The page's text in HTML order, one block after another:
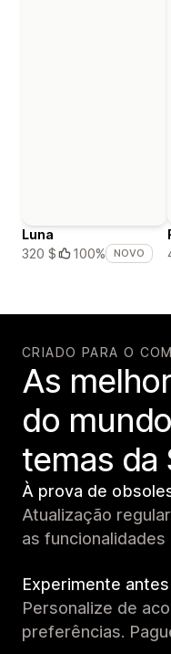
Luna
320 $
100% NOVO
CRIADO PARA O
As
do
temas da
À prova de
Atualização
as
Experimente
Personalize de
preferências.